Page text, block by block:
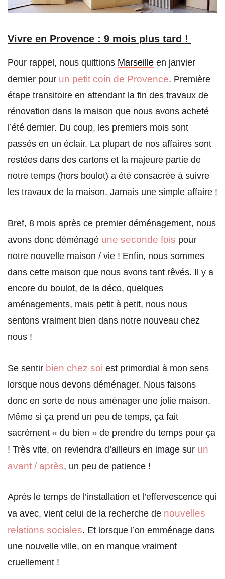
Vivre en Provence : 9 mois plus tard !
Pour rappel, nous quittions Marseille en janvier
dernier pour un petit coin de Provence. Première
étape transitoire en attendant la fin des travaux de
rénovation dans la maison que nous avons acheté
l’été dernier. Du coup, les premiers mois sont
passés en un éclair. La plupart de nos affaires sont
restées dans des cartons et la majeure partie de
notre temps (hors boulot) a été consacrée à suivre
les travaux de la maison. Jamais une simple affaire !
Bref, 8 mois après ce premier déménagement, nous
avons donc déménagé une seconde fois pour
notre nouvelle maison / vie ! Enfin, nous sommes
dans cette maison que nous avons tant rêvés. Il y a
encore du boulot, de la déco, quelques
aménagements, mais petit à petit, nous nous
sentons vraiment bien dans notre nouveau chez
nous !
Se sentir bien chez soi est primordial à mon sens
lorsque nous devons déménager. Nous faisons
donc en sorte de nous aménager une jolie maison.
Même si ça prend un peu de temps, ça fait
sacrément « du bien » de prendre du temps pour ça
! Très vite, on reviendra d’ailleurs en image sur un
avant / après, un peu de patience !
Après le temps de l’installation et l’effervescence qui
va avec, vient celui de la recherche de nouvelles
relations sociales. Et lorsque l’on emménage dans
une nouvelle ville, on en manque vraiment
cruellement !